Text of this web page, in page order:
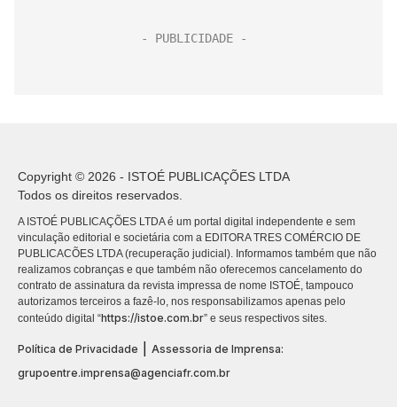
Copyright © 2026 - ISTOÉ PUBLICAÇÕES LTDA
Todos os direitos reservados.
A ISTOÉ PUBLICAÇÕES LTDA é um portal digital independente e sem
vinculação editorial e societária com a EDITORA TRES COMÉRCIO DE
PUBLICACÕES LTDA (recuperação judicial). Informamos também que não
realizamos cobranças e que também não oferecemos cancelamento do
contrato de assinatura da revista impressa de nome ISTOÉ, tampouco
autorizamos terceiros a fazê-lo, nos responsabilizamos apenas pelo
conteúdo digital “https://istoe.com.br” e seus respectivos sites.
Política de Privacidade
Assessoria de Imprensa:
grupoentre.imprensa@agenciafr.com.br